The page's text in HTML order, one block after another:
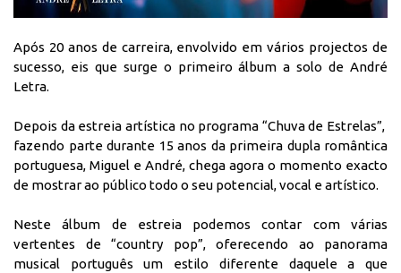
Após 20 anos de carreira, envolvido em vários projectos de
sucesso, eis que surge o primeiro álbum a solo de André
Letra.
Depois da estreia artística no programa “Chuva de Estrelas”,
fazendo parte durante 15 anos da primeira dupla romântica
portuguesa, Miguel e André, chega agora o momento exacto
de mostrar ao público todo o seu potencial, vocal e artístico.
Neste álbum de estreia podemos contar com várias
vertentes de “country pop”, oferecendo ao panorama
musical português um estilo diferente daquele a que